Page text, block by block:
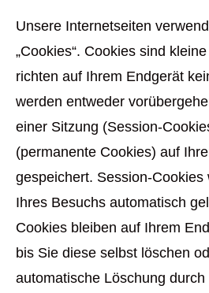
Unsere Internetseiten
„Cookies“. Cookies sind
richten auf Ihrem Endgerät
werden entweder
einer Sitzung (Session-
(permanente Cookies) auf
gespeichert. Session-Cookies
Ihres Besuchs automatisch
Cookies bleiben auf Ihrem
bis Sie diese selbst löschen
automatische Löschung